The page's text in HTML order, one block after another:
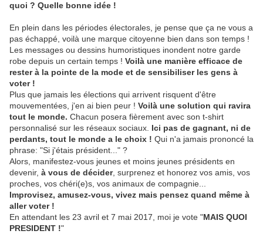
quoi ? Quelle bonne idée !
En plein dans les périodes électorales, je pense que ça ne vous a
pas échappé, voilà une marque citoyenne bien dans son temps !
Les messages ou dessins humoristiques inondent notre garde
robe depuis un certain temps ! Voilà une manière efficace de
rester à la pointe de la mode et de sensibiliser les gens à
voter !
Plus que jamais les élections qui arrivent risquent d'être
mouvementées, j'en ai bien peur ! Voilà une solution qui ravira
tout le monde. Chacun posera fièrement avec son t-shirt
personnalisé sur les réseaux sociaux. Ici pas de gagnant, ni de
perdants, tout le monde a le choix ! Qui n'a jamais prononcé la
phrase: "Si j'étais président..." ?
Alors, manifestez-vous jeunes et moins jeunes présidents en
devenir, à vous de décider, surprenez et honorez vos amis, vos
proches, vos chéri(e)s, vos animaux de compagnie...
Improvisez, amusez-vous, vivez mais pensez quand même à
aller voter !
En attendant les 23 avril et 7 mai 2017, moi je vote "MAIS QUOI
PRESIDENT !"